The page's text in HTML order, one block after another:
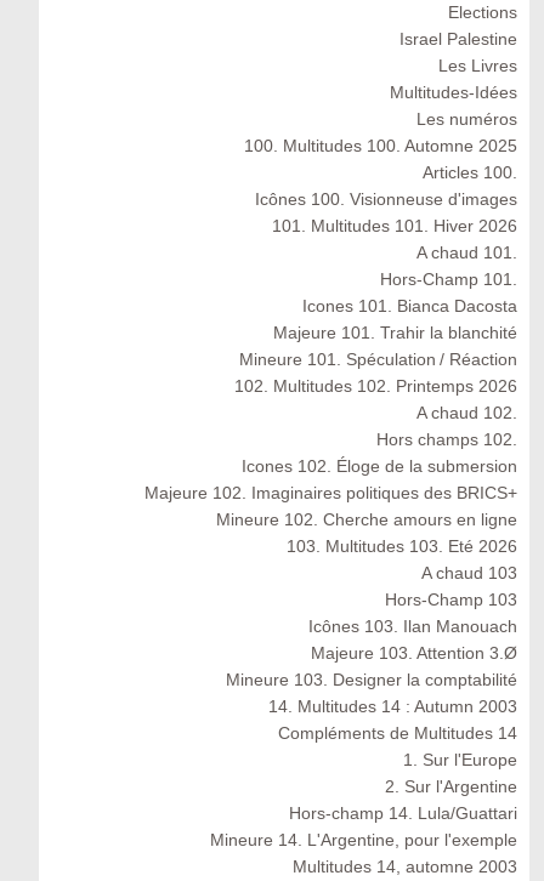
Elections
Israel Palestine
Les Livres
Multitudes-Idées
Les numéros
100. Multitudes 100. Automne 2025
Articles 100.
Icônes 100. Visionneuse d'images
101. Multitudes 101. Hiver 2026
A chaud 101.
Hors-Champ 101.
Icones 101. Bianca Dacosta
Majeure 101. Trahir la blanchité
Mineure 101. Spéculation / Réaction
102. Multitudes 102. Printemps 2026
A chaud 102.
Hors champs 102.
Icones 102. Éloge de la submersion
Majeure 102. Imaginaires politiques des BRICS+
Mineure 102. Cherche amours en ligne
103. Multitudes 103. Eté 2026
A chaud 103
Hors-Champ 103
Icônes 103. Ilan Manouach
Majeure 103. Attention 3.Ø
Mineure 103. Designer la comptabilité
14. Multitudes 14 : Autumn 2003
Compléments de Multitudes 14
1. Sur l'Europe
2. Sur l'Argentine
Hors-champ 14. Lula/Guattari
Mineure 14. L'Argentine, pour l'exemple
Multitudes 14, automne 2003